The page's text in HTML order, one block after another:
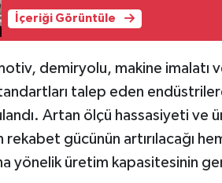
İçeriği Görüntüle
demiryolu, makine imalatı
talep eden
Artan ölçü hassasiyeti ve
gücünün artırılacağı
yönelik üretim kapasitesinin